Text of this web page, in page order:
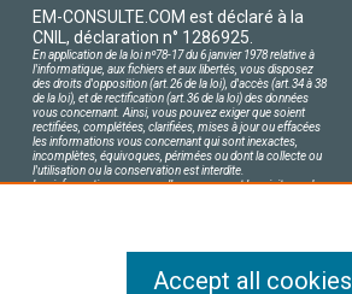
EM-CONSULTE.COM est déclaré à la
CNIL, déclaration n° 1286925.
En application de la loi nº78-17 du 6 janvier 1978 relative à
l'informatique, aux fichiers et aux libertés, vous disposez
des droits d'opposition (art.26 de la loi), d'accès (art.34 à 38
de la loi), et de rectification (art.36 de la loi) des données
vous concernant. Ainsi, vous pouvez exiger que soient
rectifiées, complétées, clarifiées, mises à jour ou effacées
les informations vous concernant qui sont inexactes,
incomplètes, équivoques, périmées ou dont la collecte ou
l'utilisation ou la conservation est interdite.
Les informations personnelles concernant les visiteurs de
Accept all cookies